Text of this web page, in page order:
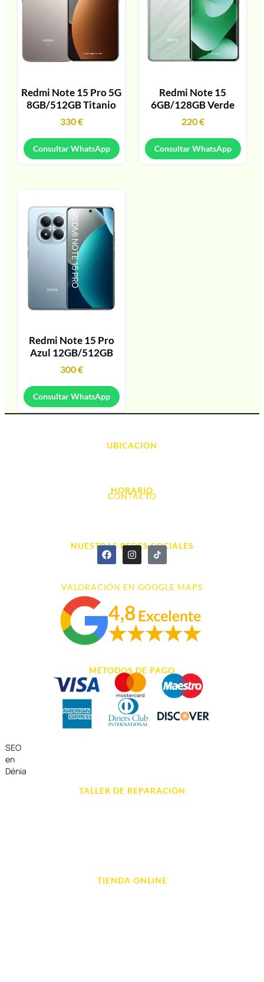
Redmi Note 15 Pro 5G
8GB/512GB Titanio
330€
Consultar WhatsApp
Redmi Note 15
6GB/128GB Verde
220€
Consultar WhatsApp
Redmi Note 15 Pro
Azul 12GB/512GB
300€
Consultar WhatsApp
UBICACIÓN
HORARIO
L. - S. 10:00h a 22:00h
CONTACTO
NUESTRAS REDES SOCIALES
VALORACIÓN EN GOOGLE MAPS
MÉTODOS DE PAGO
SEO
en
Dénia
TALLER DE REPARACIÓN
TIENDA ONLINE